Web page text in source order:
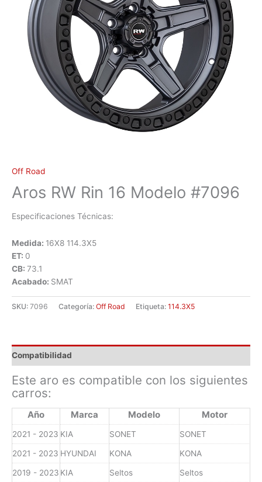
Off Road
Aros RW Rin 16 Modelo #7096
Especificaciones Técnicas:
Medida: 16X8 114.3X5
ET: 0
CB: 73.1
Acabado: SMAT
SKU: 7096 Categoría: Off Road Etiqueta: 114.3X5
Compatibilidad
Este aro es compatible con los siguientes
carros:
Año Marca Modelo Motor
2021 - 2023 KIA SONET SONET
2021 - 2023 HYUNDAI KONA KONA
2019 - 2023 KIA Seltos Seltos